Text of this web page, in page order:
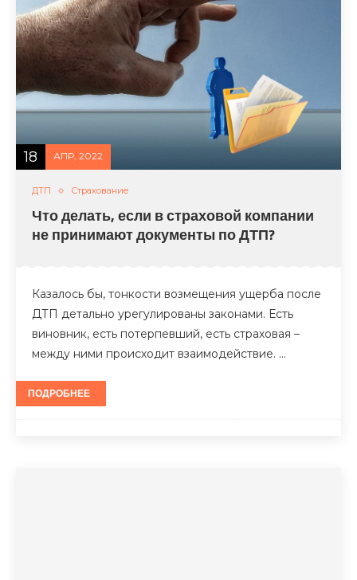
18 АПР, 2022
ДТП Страхование
Что делать, если в страховой компании
не принимают документы по ДТП?
Казалось бы, тонкости возмещения ущерба после
ДТП детально урегулированы законами. Есть
виновник, есть потерпевший, есть страховая –
между ними происходит взаимодействие. …
ПОДРОБНЕЕ